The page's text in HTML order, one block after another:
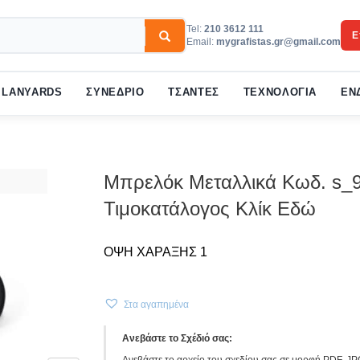
support@website.com . Thank you!
Tel:210 3612 111
Email:mygrafistas.gr@gmail.com
LANYARDS ΣΥΝΕΔΡΙΟ ΤΣΑΝΤΕΣ ΤΕΧΝΟΛΟΓΙΑ
Μπρελόκ Μεταλλικά Κωδ.
Τιμοκατάλογος Κλίκ Εδώ
ΟΨΗ ΧΑΡΑΞΗΣ 1
Στα αγαπημένα
Ανεβάστε το Σχέδιό σας: